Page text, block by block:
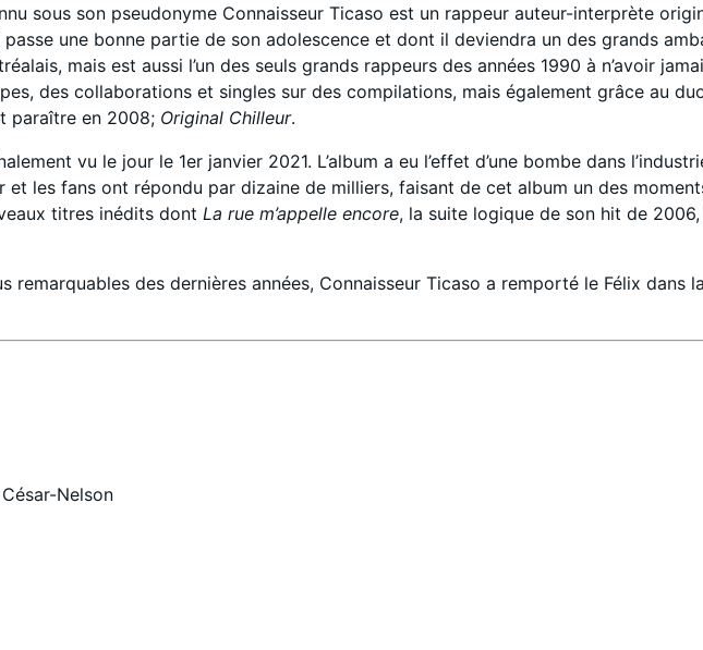
sous son pseudonyme Connaisseur Ticaso est un rappeur auteur-interprète
une bonne partie de son adolescence et dont il deviendra un des grands
mais est aussi l’un des seuls grands rappeurs des années 1990 à n’avoir
des collaborations et singles sur des compilations, mais également grâce au
paraître en 2008; Original Chilleur.
vu le jour le 1er janvier 2021. L’album a eu l’effet d’une bombe dans
les fans ont répondu par dizaine de milliers, faisant de cet album un des
titres inédits dont La rue m’appelle encore, la suite logique de son hit de 2006,
remarquables des dernières années, Connaisseur Ticaso a remporté le Félix dans
Nelson